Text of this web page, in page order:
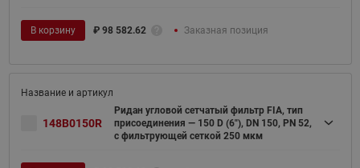
В корзину ₽ 98 582.62 Заказная позиция
148B0150R
Ридан угловой сетчатый фильтр FIA, тип
присоединения — 150 D (6"), DN 150, PN 52,
c фильтрующей сеткой 250 мкм